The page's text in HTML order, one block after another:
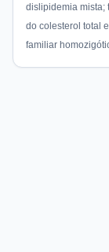
dislipidemia mista;
do colesterol total
familiar